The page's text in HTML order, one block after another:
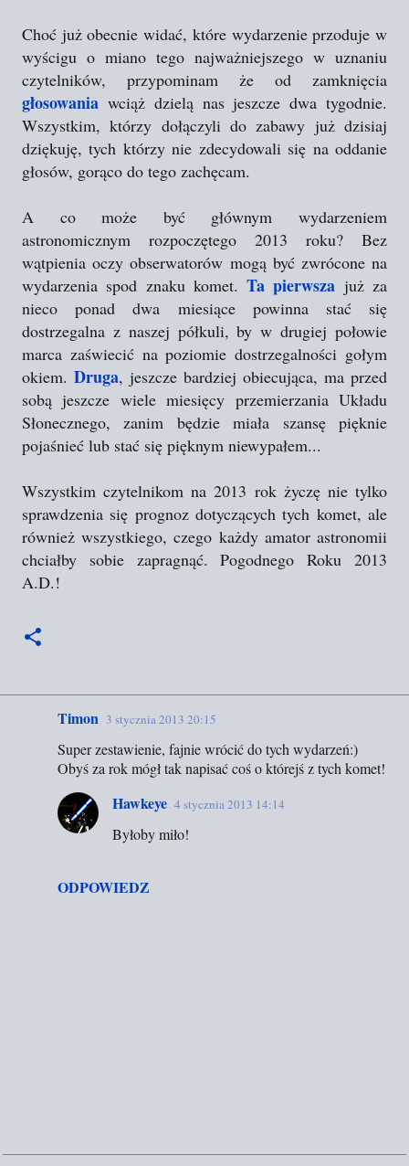
Choć już obecnie widać, które wydarzenie przoduje w
wyścigu o miano tego najważniejszego w uznaniu
czytelników, przypominam że od zamknięcia
głosowania wciąż dzielą nas jeszcze dwa tygodnie.
Wszystkim, którzy dołączyli do zabawy już dzisiaj
dziękuję, tych którzy nie zdecydowali się na oddanie
głosów, gorąco do tego zachęcam.
A co może być głównym wydarzeniem
astronomicznym rozpoczętego 2013 roku? Bez
wątpienia oczy obserwatorów mogą być zwrócone na
wydarzenia spod znaku komet.Ta pierwsza już za
nieco ponad dwa miesiące powinna stać się
dostrzegalna z naszej półkuli, by w drugiej połowie
marca zaświecić na poziomie dostrzegalności gołym
okiem. Druga, jeszcze bardziej obiecująca, ma przed
sobą jeszcze wiele miesięcy przemierzania Układu
Słonecznego, zanim będzie miała szansę pięknie
pojaśnieć lub stać się pięknym niewypałem...
Wszystkim czytelnikom na 2013 rok życzę nie tylko
sprawdzenia się prognoz dotyczących tych komet, ale
również wszystkiego, czego każdy amator astronomii
chciałby sobie zapragnąć. Pogodnego Roku 2013
A.D.!
Timon 3 stycznia 2013 20:15
Super zestawienie, fajnie wrócić do tych wydarzeń:)
Obyś za rok mógł tak napisać coś o którejś z tych komet!
ODPOWIEDZ
Hawkeye 4 stycznia 2013 14:14
Byłoby miło!